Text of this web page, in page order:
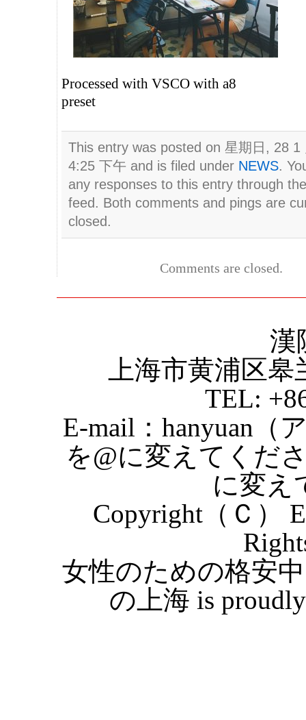
Processed with VSCO with a8
preset
This entry was posted on 星期日, 28 1
4:25 下午 and is filed under NEWS.
any responses to this entry through
feed. Both comments and pings are
closed.
Comments are closed.
漢
上海市黄浦区
TEL:
E-mail：hanyuan（
を@に変えてく
に変え
Copyright（Ｃ）
女性のための格安
の上海 is